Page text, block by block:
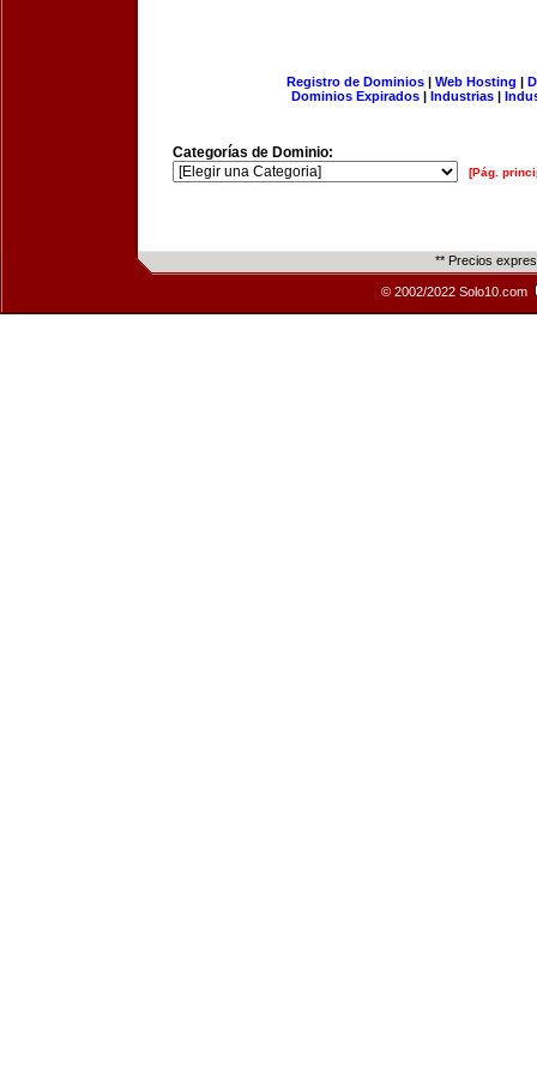
Registro de Dominios| Web Hosting |
Dominios Expirados | Industrias |
Categorías de Dominio:
[Pág.
** Precios
© 2002/2022 Solo10.com